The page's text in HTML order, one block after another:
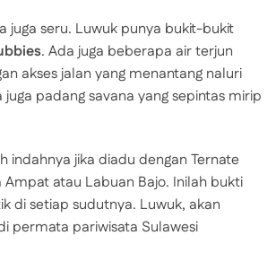
juga seru. Luwuk punya bukit-bukit
. Ada juga beberapa air terjun
akses jalan yang menantang naluri
padang savana yang sepintas mirip
indahnya jika diadu dengan Ternate
Ampat atau Labuan Bajo. Inilah bukti
di setiap sudutnya. Luwuk, akan
permata pariwisata Sulawesi